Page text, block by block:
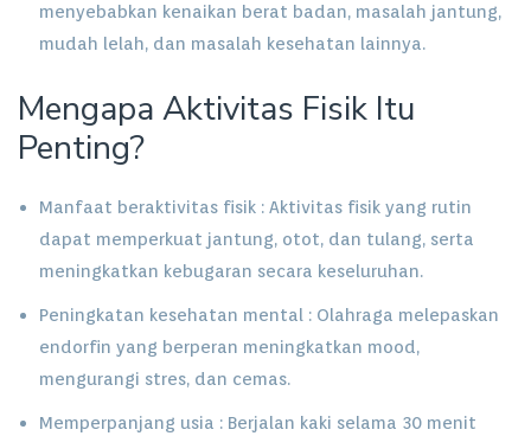
menyebabkan kenaikan berat badan, masalah jantung,
mudah lelah, dan masalah kesehatan lainnya.
Mengapa Aktivitas Fisik Itu
Penting?
Manfaat beraktivitas fisik : Aktivitas fisik yang rutin
dapat memperkuat jantung, otot, dan tulang, serta
meningkatkan kebugaran secara keseluruhan.
Peningkatan kesehatan mental : Olahraga melepaskan
endorfin yang berperan meningkatkan mood,
mengurangi stres, dan cemas.
Memperpanjang usia : Berjalan kaki selama 30 menit